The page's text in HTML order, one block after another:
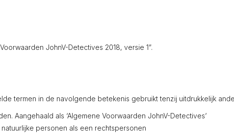
JohnV-Detectives 2018, versie 1”.
termen in de navolgende betekenis gebruikt tenzij uitdrukkelijk
Aangehaald als ‘Algemene Voorwaarden JohnV-Detectives’
personen als een rechtspersonen